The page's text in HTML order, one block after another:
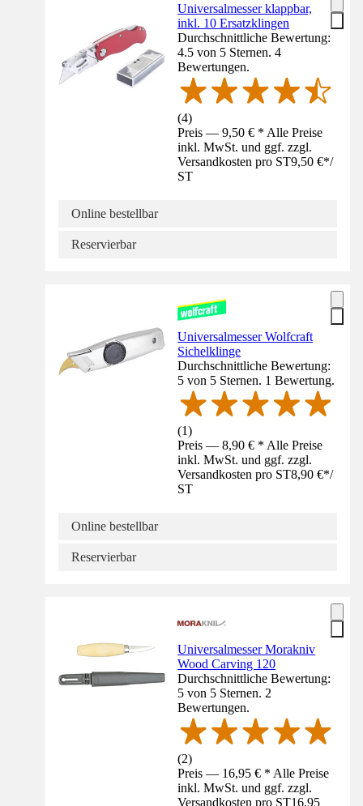
Universalmesser klappbar,
inkl. 10 Ersatzklingen
Durchschnittliche Bewertung:
4.5 von 5 Sternen. 4
Bewertungen.
(4)
Preis — 9,50 € * Alle Preise
inkl. MwSt. und ggf. zzgl.
Versandkosten pro ST9,50 €*/
ST
Online bestellbar
Reservierbar
Universalmesser Wolfcraft
Sichelklinge
Durchschnittliche Bewertung:
5 von 5 Sternen. 1 Bewertung.
(1)
Preis — 8,90 € * Alle Preise
inkl. MwSt. und ggf. zzgl.
Versandkosten pro ST8,90 €*/
ST
Online bestellbar
Reservierbar
Universalmesser Morakniv
Wood Carving 120
Durchschnittliche Bewertung:
5 von 5 Sternen. 2
Bewertungen.
(2)
Preis — 16,95 € * Alle Preise
inkl. MwSt. und ggf. zzgl.
Versandkosten pro ST16,95